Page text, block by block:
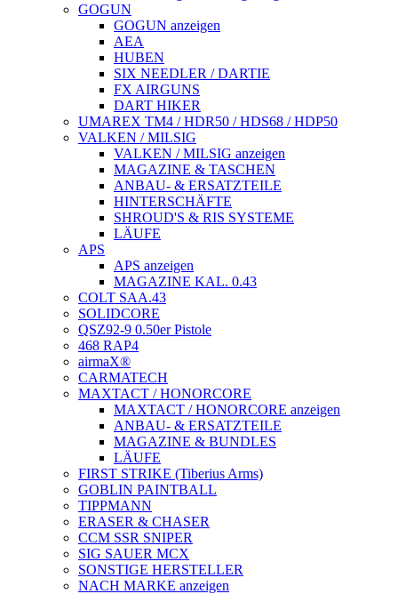
GOGUN
GOGUN anzeigen
AEA
HUBEN
SIX NEEDLER / DARTIE
FX AIRGUNS
DART HIKER
UMAREX TM4 / HDR50 / HDS68 / HDP50
VALKEN / MILSIG
VALKEN / MILSIG anzeigen
MAGAZINE & TASCHEN
ANBAU- & ERSATZTEILE
HINTERSCHÄFTE
SHROUD'S & RIS SYSTEME
LÄUFE
APS
APS anzeigen
MAGAZINE KAL. 0.43
COLT SAA.43
SOLIDCORE
QSZ92-9 0.50er Pistole
468 RAP4
airmaX®
CARMATECH
MAXTACT / HONORCORE
MAXTACT / HONORCORE anzeigen
ANBAU- & ERSATZTEILE
MAGAZINE & BUNDLES
LÄUFE
FIRST STRIKE (Tiberius Arms)
GOBLIN PAINTBALL
TIPPMANN
ERASER & CHASER
CCM SSR SNIPER
SIG SAUER MCX
SONSTIGE HERSTELLER
NACH MARKE anzeigen